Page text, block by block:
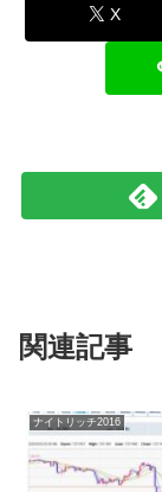
X
関連記事
ナイトリッチ2016